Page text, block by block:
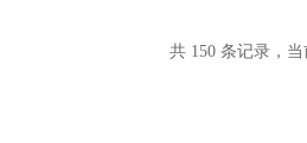
共 150 条记录，